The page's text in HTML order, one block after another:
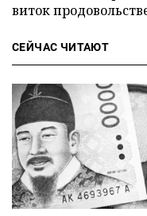
виток
СЕЙЧАС ЧИТАЮТ